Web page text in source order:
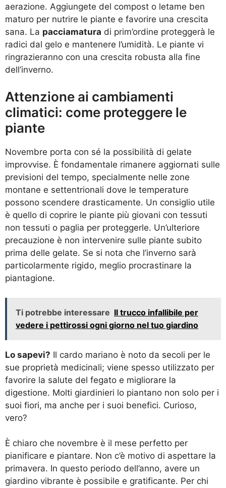
aerazione. Aggiungete del compost o letame ben
maturo per nutrire le piante e favorire una crescita
sana. La pacciamatura di prim’ordine proteggerà le
radici dal gelo e mantenere l’umidità. Le piante vi
ringrazieranno con una crescita robusta alla fine
dell’inverno.
Attenzione ai cambiamenti
climatici: come proteggere le
piante
Novembre porta con sé la possibilità di gelate
improvvise. È fondamentale rimanere aggiornati sulle
previsioni del tempo, specialmente nelle zone
montane e settentrionali dove le temperature
possono scendere drasticamente. Un consiglio utile
è quello di coprire le piante più giovani con tessuti
non tessuti o paglia per proteggerle. Un’ulteriore
precauzione è non intervenire sulle piante subito
prima delle gelate. Se si nota che l’inverno sarà
particolarmente rigido, meglio procrastinare la
piantagione.
Ti potrebbe interessare Il trucco infallibile per
vedere i pettirossi ogni giorno nel tuo giardino
Lo sapevi? Il cardo mariano è noto da secoli per le
sue proprietà medicinali; viene spesso utilizzato per
favorire la salute del fegato e migliorare la
digestione. Molti giardinieri lo piantano non solo per i
suoi fiori, ma anche per i suoi benefici. Curioso,
vero?
È chiaro che novembre è il mese perfetto per
pianificare e piantare. Non c’è motivo di aspettare la
primavera. In questo periodo dell’anno, avere un
giardino vibrante è possibile e gratificante. Per chi